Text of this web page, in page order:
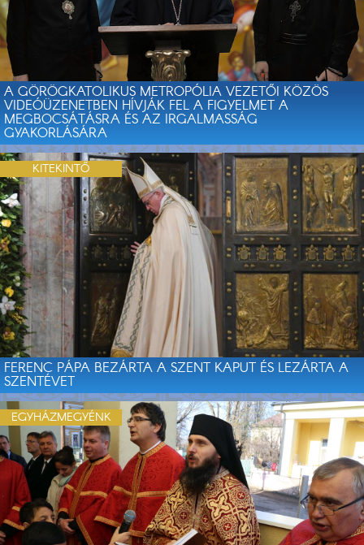
A GÖRÖGKATOLIKUS METROPÓLIA VEZETŐI KÖZÖS
VIDEÓÜZENETBEN HÍVJÁK FEL A FIGYELMET A
MEGBOCSÁTÁSRA ÉS AZ IRGALMASSÁG
GYAKORLÁSÁRA
FERENC PÁPA BEZÁRTA A SZENT KAPUT ÉS LEZÁRTA A
SZENTÉVET
KITEKINTŐ
EGYHÁZMEGYÉNK